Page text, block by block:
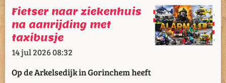
Fietser naar ziekenhuis
na aanrijding met
taxibusje
14 jul 202608:32
Op de Arkelsedijk in Gorinchem heeft